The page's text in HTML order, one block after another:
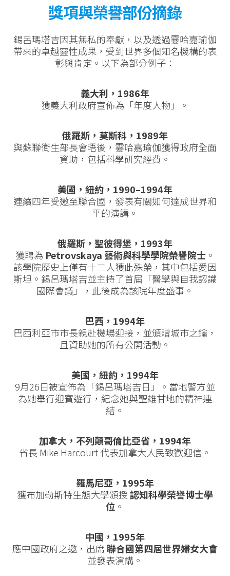
獎項與榮譽部份摘錄
錫呂瑪塔吉因其無私的奉獻，以及透過霎哈嘉瑜伽
帶來的卓越靈性成果，受到世界多個知名機構的表
彰與肯定。以下為部分例子：
義大利，1986年
獲義大利政府宣佈為「年度人物」。
俄羅斯，莫斯科，1989年
與蘇聯衛生部長會晤後，霎哈嘉瑜伽獲得政府全面
資助，包括科學研究經費。
美國，紐約，1990–1994年
連續四年受邀至聯合國，發表有關如何達成世界和
平的演講。
俄羅斯，聖彼得堡，1993年
獲聘為 Petrovskaya 藝術與科學學院榮譽院士。
該學院歷史上僅有十二人獲此殊榮，其中包括愛因
斯坦。錫呂瑪塔吉並主持了首屆「醫學與自我認識
國際會議」，此後成為該院年度盛事。
巴西，1994年
巴西利亞市市長親赴機場迎接，並頒贈城市之鑰，
且資助她的所有公開活動。
美國，紐約，1994年
9月26日被宣佈為「錫呂瑪塔吉日」。當地警方並
為她舉行迎賓遊行，紀念她與聖雄甘地的精神連
結。
加拿大，不列顛哥倫比亞省，1994年
省長 Mike Harcourt 代表加拿大人民致歡迎信。
羅馬尼亞，1995年
獲布加勒斯特生態大學頒授認知科學榮譽博士學
位 。
中國，1995年
應中國政府之邀，出席聯合國第四屆世界婦女大會
並發表演講。